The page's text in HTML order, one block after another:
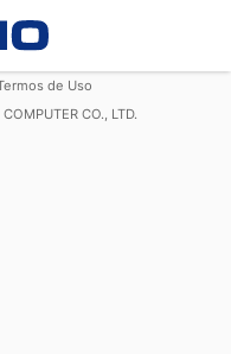
de Uso
CO., LTD.